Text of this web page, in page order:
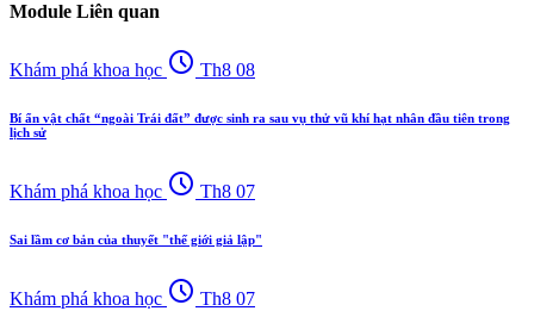
Module Liên quan
Khám phá khoa học schedule Th8 08
Bí ẩn vật chất “ngoài Trái đất” được sinh ra sau vụ thử vũ khí hạt nhân đầu tiên trong
lịch sử
Khám phá khoa học schedule Th8 07
Sai lầm cơ bản của thuyết "thế giới giả lập"
Khám phá khoa học schedule Th8 07